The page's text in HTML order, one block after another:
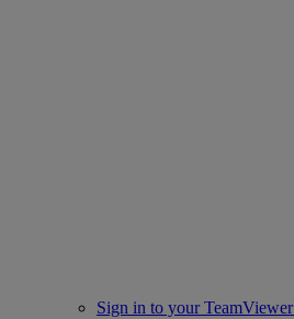
Sign in to your